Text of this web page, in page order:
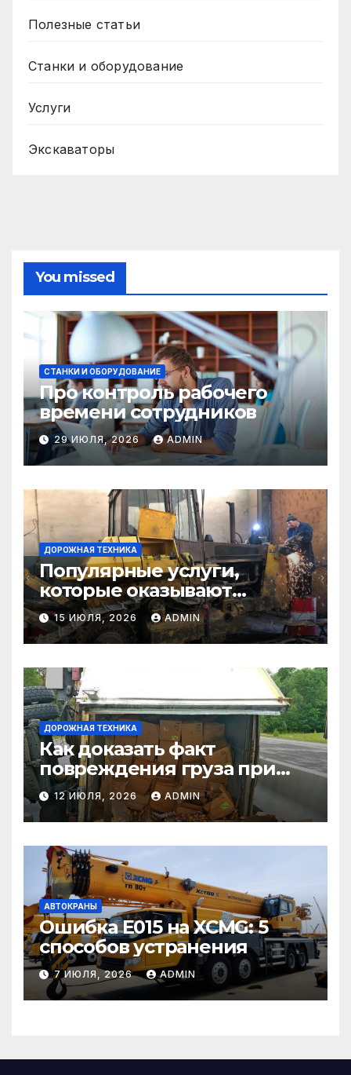
Полезные статьи
Станки и оборудование
Услуги
Экскаваторы
You missed
СТАНКИ И ОБОРУДОВАНИЕ
Про контроль рабочего
времени сотрудников
29 ИЮЛЯ, 2026 ADMIN
ДОРОЖНАЯ ТЕХНИКА
Популярные услуги,
которые оказывают
самосвалы в строительстве
и логистике
15 ИЮЛЯ, 2026 ADMIN
ДОРОЖНАЯ ТЕХНИКА
Как доказать факт
повреждения груза при
страховом случае
12 ИЮЛЯ, 2026 ADMIN
АВТОКРАНЫ
Ошибка E015 на XCMG: 5
способов устранения
7 ИЮЛЯ, 2026 ADMIN